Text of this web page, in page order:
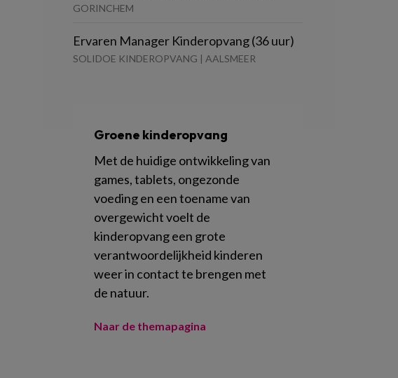
GORINCHEM
Ervaren Manager Kinderopvang (36 uur)
SOLIDOE KINDEROPVANG | AALSMEER
Groene kinderopvang
Met de huidige ontwikkeling van
games, tablets, ongezonde
voeding en een toename van
overgewicht voelt de
kinderopvang een grote
verantwoordelijkheid kinderen
weer in contact te brengen met
de natuur.
Naar de themapagina